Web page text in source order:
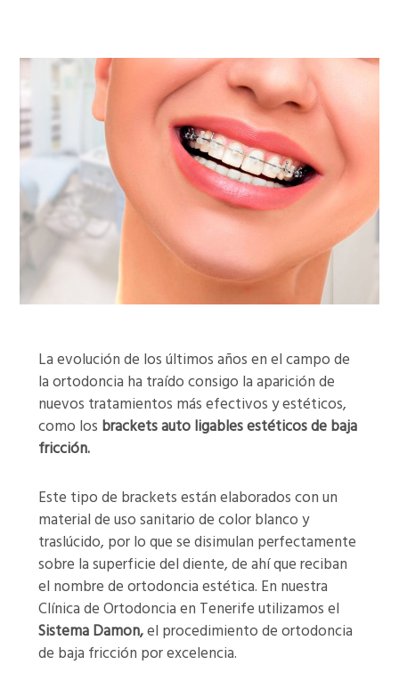
La evolución de los últimos años en el campo de
la ortodoncia ha traído consigo la aparición de
nuevos tratamientos más efectivos y estéticos,
como los brackets auto ligables estéticos de baja
fricción.
Este tipo de brackets están elaborados con un
material de uso sanitario de color blanco y
traslúcido, por lo que se disimulan perfectamente
sobre la superficie del diente, de ahí que reciban
el nombre de ortodoncia estética. En nuestra
Clínica de Ortodoncia en Tenerife utilizamos el
Sistema Damon,el procedimiento de ortodoncia
de baja fricción por excelencia.